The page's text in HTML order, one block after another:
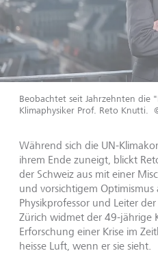
Beobachtet seit Jahrzehnten die
Klimaphysiker Prof. Reto Knutti.
Während sich die UN-
ihrem Ende zuneigt, blickt
der Schweiz aus mit einer
und vorsichtigem
Physikprofessor und Leiter
Zürich widmet der 49-jährige
Erforschung einer Krise im
heisse Luft, wenn er sie sieht.